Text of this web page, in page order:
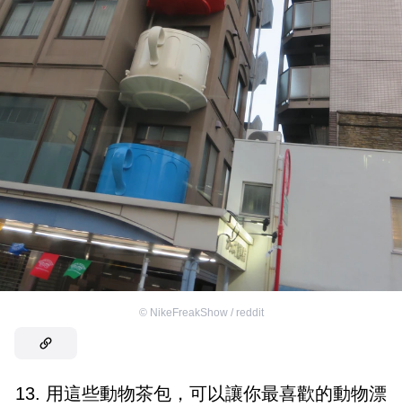
© NikeFreakShow / reddit
13. 用這些動物茶包，可以讓你最喜歡的動物漂